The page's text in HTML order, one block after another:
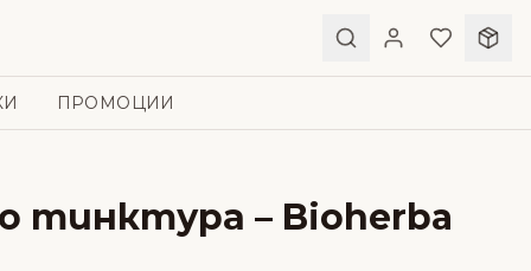
ПРОМОЦИИ
тинктура – Bioherba